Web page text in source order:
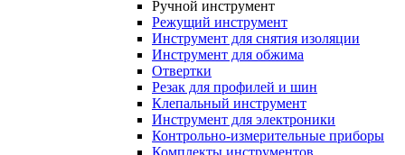
Ручной инструмент
Режущий инструмент
Инструмент для снятия изоляции
Инструмент для обжима
Отвертки
Резак для профилей и шин
Клепальный инструмент
Инструмент для электроники
Контрольно-измерительные приборы
Комплекты инструментов